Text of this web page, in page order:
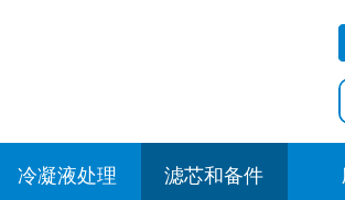
冷凝液处理 滤芯和备件